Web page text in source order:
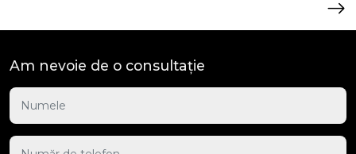
Am nevoie de o consultație